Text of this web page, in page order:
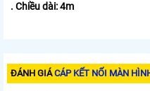
. Chiều dài: 4m
ĐÁNH GIÁCÁP KẾT NỐI MÀN